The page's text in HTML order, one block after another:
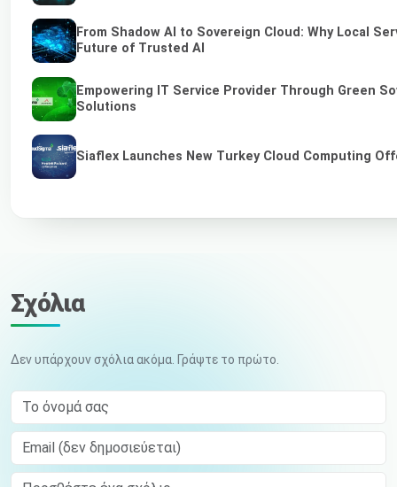
From Shadow AI to Sovereign Cloud: Why Local
Future of Trusted AI
Empowering IT Service Provider Through Green
Solutions
Siaflex Launches New Turkey Cloud Computing
Σχόλια
Δεν υπάρχουν σχόλια ακόμα. Γράψτε το πρώτο.
Το όνομά σας
Email (δεν δημοσιεύεται)
Comment